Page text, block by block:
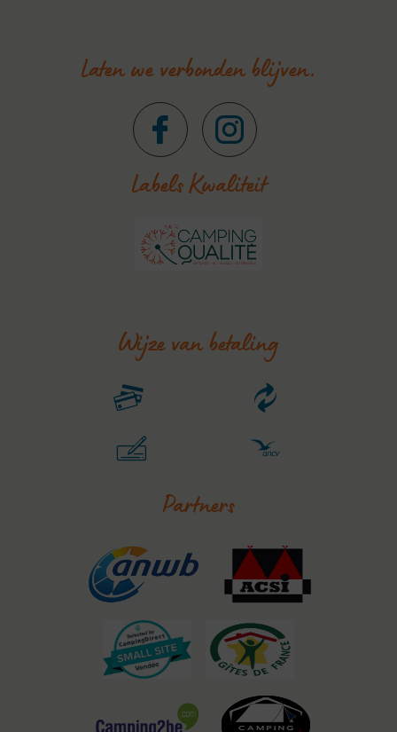
Laten we verbonden blijven.
Labels Kwaliteit
Wijze van betaling
Partners